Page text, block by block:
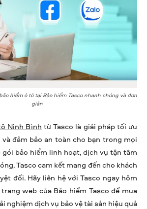
hiểm ô tô tại Bảo hiểm Tasco nhanh chóng và đơn
giản
Ninh Bình từ Tasco là giải pháp tối ưu
và đảm bảo an toàn cho bạn trong mọi
gói bảo hiểm linh hoạt, dịch vụ tận tâm
Tasco cam kết mang đến cho khách
đối. Hãy liên hệ với Tasco ngay hôm
web của Bảo hiểm Tasco để mua
nghiệm dịch vụ bảo vệ tài sản hiệu quả